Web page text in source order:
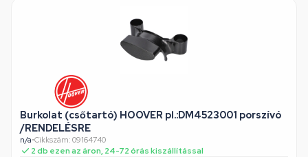
Burkolat (csőtartó) HOOVER pl.:DM4523001 porszívó
/RENDELÉSRE
n/a•Cikkszám: 09164740
2 db ezen az áron, 24-72 órás kiszállítással